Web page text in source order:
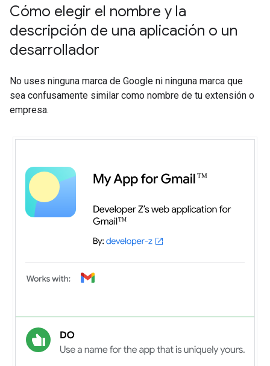
Cómo elegir el nombre y la
descripción de una aplicación o un
desarrollador
No uses ninguna marca de Google ni ninguna marca que
sea confusamente similar como nombre de tu extensión o
empresa.